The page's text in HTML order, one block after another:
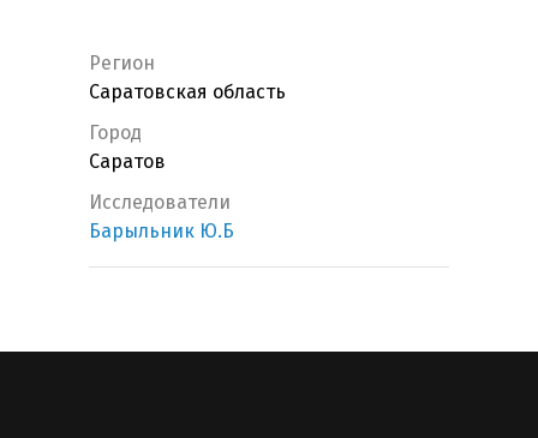
Регион
Саратовская область
Город
Саратов
Исследователи
Барыльник Ю.Б